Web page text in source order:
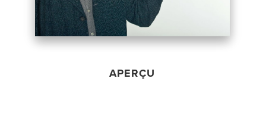
APERÇU